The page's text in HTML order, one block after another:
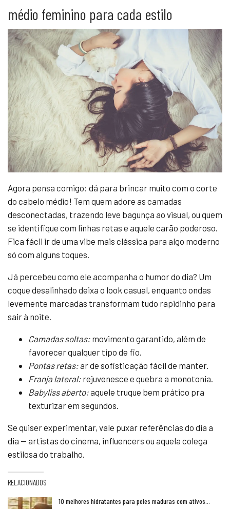
médio feminino para cada estilo
Agora pensa comigo: dá para brincar muito com o corte
do cabelo médio! Tem quem adore as camadas
desconectadas, trazendo leve bagunça ao visual, ou quem
se identifique com linhas retas e aquele carão poderoso.
Fica fácil ir de uma vibe mais clássica para algo moderno
só com alguns toques.
Já percebeu como ele acompanha o humor do dia? Um
coque desalinhado deixa o look casual, enquanto ondas
levemente marcadas transformam tudo rapidinho para
sair à noite.
Camadas soltas: movimento garantido, além de
favorecer qualquer tipo de fio.
Pontas retas:ar de sofisticação fácil de manter.
Franja lateral: rejuvenesce e quebra a monotonia.
Babyliss aberto:aquele truque bem prático pra
texturizar em segundos.
Se quiser experimentar, vale puxar referências do dia a
dia — artistas do cinema, influencers ou aquela colega
estilosa do trabalho.
RELACIONADOS
10 melhores hidratantes para peles maduras com ativos…